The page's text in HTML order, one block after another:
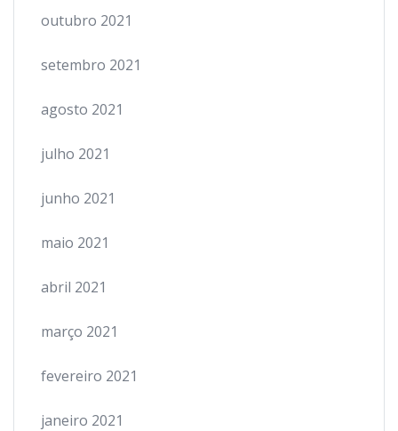
outubro 2021
setembro 2021
agosto 2021
julho 2021
junho 2021
maio 2021
abril 2021
março 2021
fevereiro 2021
janeiro 2021